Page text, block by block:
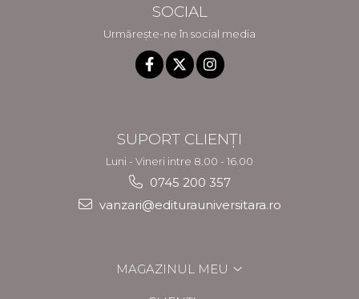
SOCIAL
Urmărește-ne în social media
SUPORT CLIENȚI
Luni - Vineri intre 8.00 - 16.00
0745 200 357
vanzari@editurauniversitara.ro
MAGAZINUL MEU